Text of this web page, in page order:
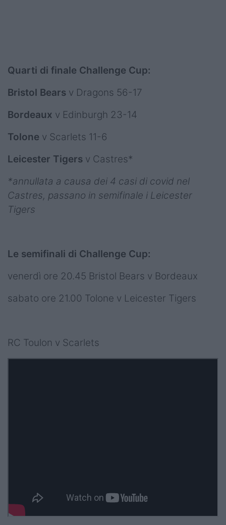
Quarti di finale Challenge Cup:
Bristol Bears v Dragons 56-17
Bordeaux v Edinburgh 23-14
Tolone v Scarlets 11-6
Leicester Tigers v Castres*
*annullata a causa dei 4 casi di covid nel
Castres, passano in semifinale i Leicester
Tigers
Le semifinali di Challenge Cup:
venerdì ore 20.45 Bristol Bears v Bordeaux
sabato ore 21.00 Tolone v Leicester Tigers
RC Toulon v Scarlets